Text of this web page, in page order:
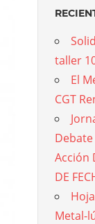
taller
El
CGT
Debate
Acción
DE
Metal-